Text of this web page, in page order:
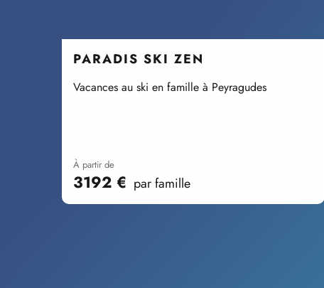
PARADIS SKI ZEN
Vacances au ski en famille à Peyragudes
à partir de
3192 € par famille